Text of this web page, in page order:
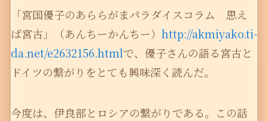
「宮国優子のあららがまパラダイスコラム 思え
ば宮古」（あんちーかんちー） http://akmiyako.ti-
da.net/e2632156.htmlで、優子さんの語る宮古と
ドイツの繋がりをとても興味深く読んだ。
今度は、伊良部とロシアの繋がりである。この話